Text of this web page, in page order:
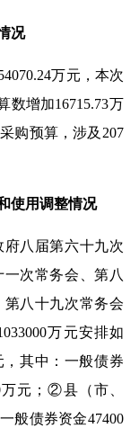
况
万元，本次
数增加16715.73万
购预算，涉及207
使用调整情况
八届第六十九次
次常务会、第八
八十九次常务会
万元安排如
其中：一般债券
元；②县（市、
般债券资金47400